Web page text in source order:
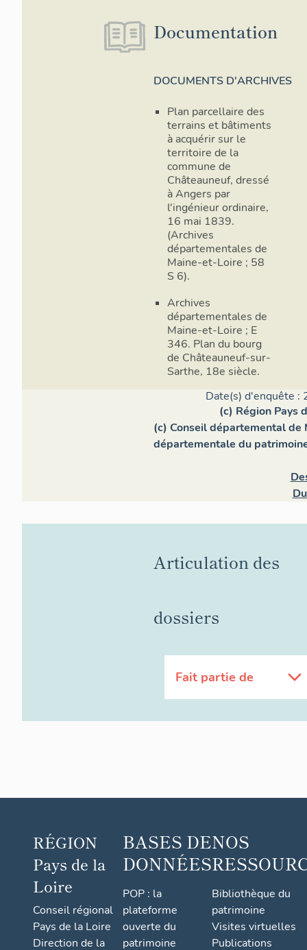
Documentation
DOCUMENTS D'ARCHIVES
Plan parcellaire des
terrains et bâtiments
à acquérir sur le
territoire de la
commune de
Châteauneuf, dressé
à Angers par
l'ingénieur ordinaire,
16 mai 1839.
(Archives
départementales de
Maine-et-Loire ; 58
S 6).
Archives
départementales de
Maine-et-Loire ; E
346. Plan du bourg
de Châteauneuf-sur-
Sarthe, 18e siècle.
Date(s) d'enquête :
(c) Région Pays
(c) Conseil départemental
départementale du
Articulation des
dossiers
Fait partie de
RÉGION
Pays de la
Loire
Conseil régional
Pays de la Loire
Direction de la
BASES DE
DONNÉES
POP : la
plateforme
ouverte du
patrimoine
NOS
Bibliothèque du
patrimoine
Visites virtuelles
Publications